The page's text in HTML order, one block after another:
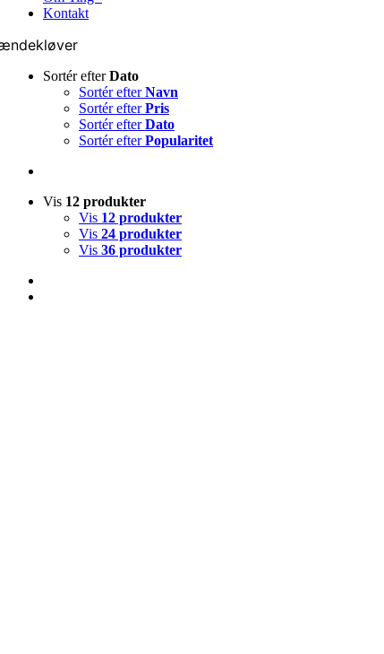
Kontakt
Sortér efterDato
Sortér efterNavn
Sortér efterPris
Sortér efterDato
Sortér efterPopularitet
Vis 12 produkter
Vis 12 produkter
Vis 24 produkter
Vis 36 produkter